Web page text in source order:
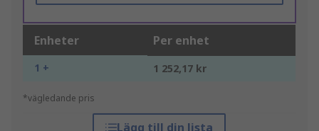
Enheter Per enhet
1 + 1 252,17 kr
*vägledande pris
Lägg till din lista